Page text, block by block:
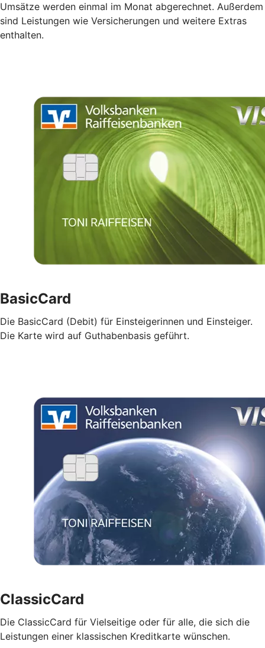
Umsätze werden einmal im Monat abgerechnet. Außerdem
sind Leistungen wie Versicherungen und weitere Extras
enthalten.
BasicCard
Die BasicCard (Debit) für Einsteigerinnen und Einsteiger.
Die Karte wird auf Guthabenbasis geführt.
ClassicCard
Die ClassicCard für Vielseitige oder für alle, die sich die
Leistungen einer klassischen Kreditkarte wünschen.